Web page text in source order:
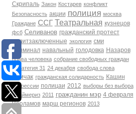
Скрипаль Закон Костарев конфликт
Безопасность акции полиция москва
Граждане ССГ Театральная кузнецов
фсб Селиванов гражданский протест
политзаключенные экология сми
Криминал навальный голодовка Назаров
права человека собрание свободных граждан
Стратегия 31 24 декабря свобода слова
Томчак гражданская солидарность Кашин
репрессии полицаи 2012 выборы без выбора
Праймериз 2011 гражданин мэр 4 февраля
Варламов марш регионов 2013